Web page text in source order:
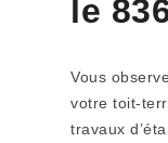
le
Vous
votre toit-
travaux